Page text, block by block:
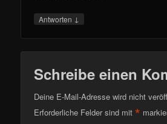
Antworten ↓
Schreibe einen
Deine E-Mail-Adresse wird nicht
Erforderliche Felder sind mit*